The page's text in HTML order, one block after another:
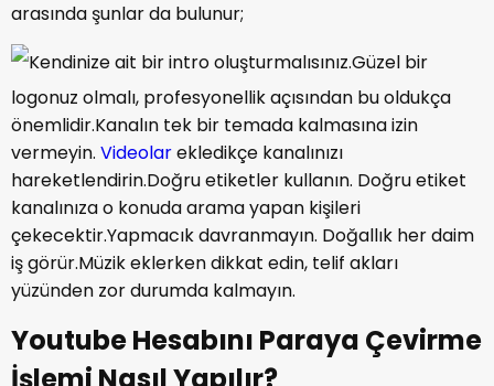
arasında şunlar da bulunur;
Kendinize ait bir intro oluşturmalısınız.Güzel bir
logonuz olmalı, profesyonellik açısından bu oldukça
önemlidir.Kanalın tek bir temada kalmasına izin
vermeyin. Videolarekledikçe kanalınızı
hareketlendirin.Doğru etiketler kullanın. Doğru etiket
kanalınıza o konuda arama yapan kişileri
çekecektir.Yapmacık davranmayın. Doğallık her daim
iş görür.Müzik eklerken dikkat edin, telif akları
yüzünden zor durumda kalmayın.
Youtube Hesabını Paraya Çevirme